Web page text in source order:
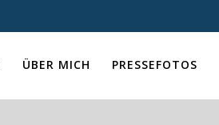
ÜBER MICH PRESSEFOTOS